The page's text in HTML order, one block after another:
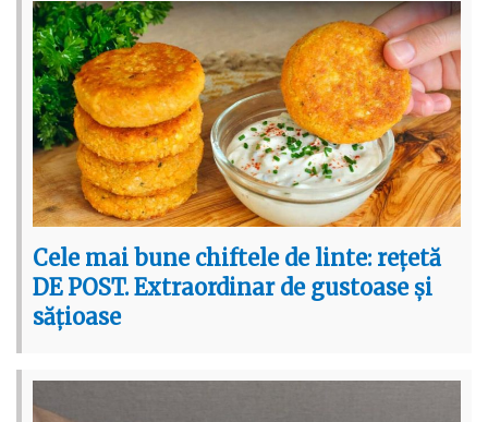
Cele mai bune chiftele de linte: rețetă
DE POST. Extraordinar de gustoase și
sățioase